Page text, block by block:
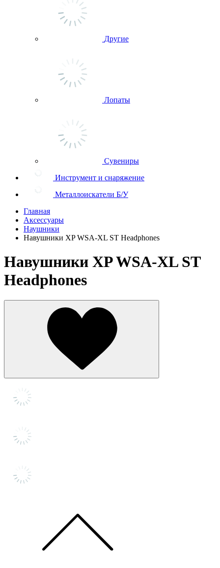
Другие
Лопаты
Сувениры
Инструмент и снаряжение
Металлоискатели Б/У
Главная
Аксессуары
Наушники
Навушники XP WSA-XL ST Headphones
Навушники XP WSA-XL ST
Headphones